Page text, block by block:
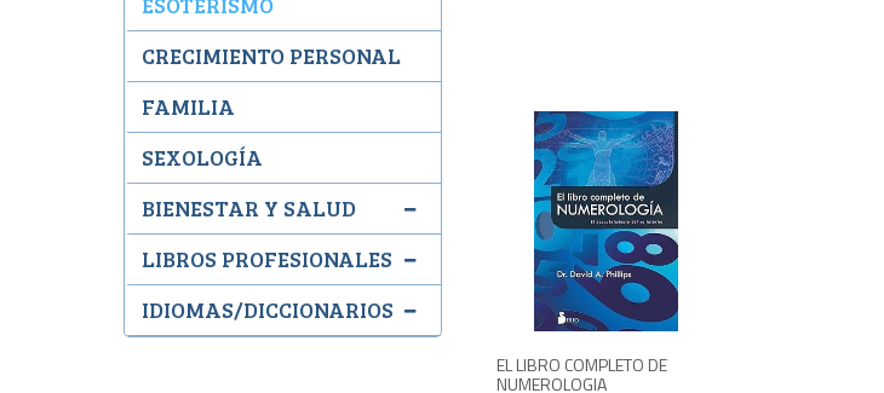
EL LIBRO COMPLETO DE
NUMEROLOGIA
CRECIMIENTO PERSONAL
FAMILIA
SEXOLOGÍA
BIENESTAR Y SALUD
LIBROS PROFESIONALES
IDIOMAS/DICCIONARIOS